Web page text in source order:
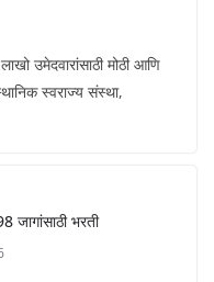
उमेदवारांसाठी मोठी आणि
स्वराज्य संस्था,
जागांसाठी भरती